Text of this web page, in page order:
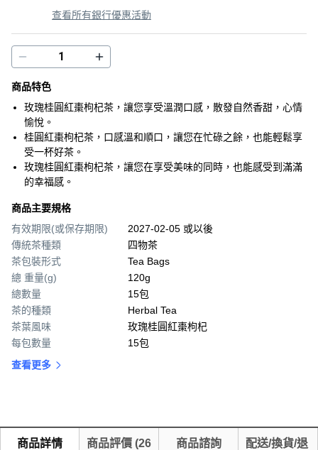
查看所有銀行優惠活動
商品特色
玫瑰桂圓紅棗枸杞茶，讓您享受溫潤口感，散發自然香甜，心情
愉悅。
桂圓紅棗枸杞茶，口感溫和順口，讓您在忙碌之餘，也能輕鬆享
受一杯好茶。
玫瑰桂圓紅棗枸杞茶，讓您在享受美味的同時，也能感受到滿滿
的幸福感。
商品主要規格
有效期限(或保存期限)
2027-02-05 或以後
傳統茶種類
四物茶
茶包裝形式
Tea Bags
總 重量(g)
120g
總數量
15包
茶的種類
Herbal Tea
茶葉風味
玫瑰桂圓紅棗枸杞
每包數量
15包
查看更多
商品詳情 商品評價 (26
商品諮詢
配送/換貨/退